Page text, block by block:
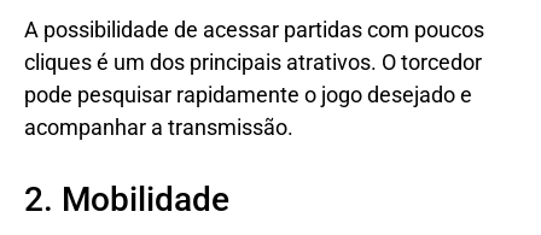
A possibilidade de acessar partidas com poucos
cliques é um dos principais atrativos. O torcedor
pode pesquisar rapidamente o jogo desejado e
acompanhar a transmissão.
2. Mobilidade